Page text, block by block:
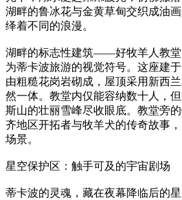
湖畔的鲁冰花与金黄草甸交织成油
绎着不同的浪漫。
湖畔的标志性建筑——好牧羊人教堂
为蒂卡波旅游的视觉符号。这座建
由粗糙花岗岩砌成，屋顶采用新西
然一体。教堂内仅能容纳数十人，
斯山的壮丽雪峰尽收眼底。教堂旁
齐地区开拓者与牧羊犬的传奇故事
场景。
星空保护区：触手可及的宇宙剧场
蒂卡波的灵魂，藏在夜幕降临后的